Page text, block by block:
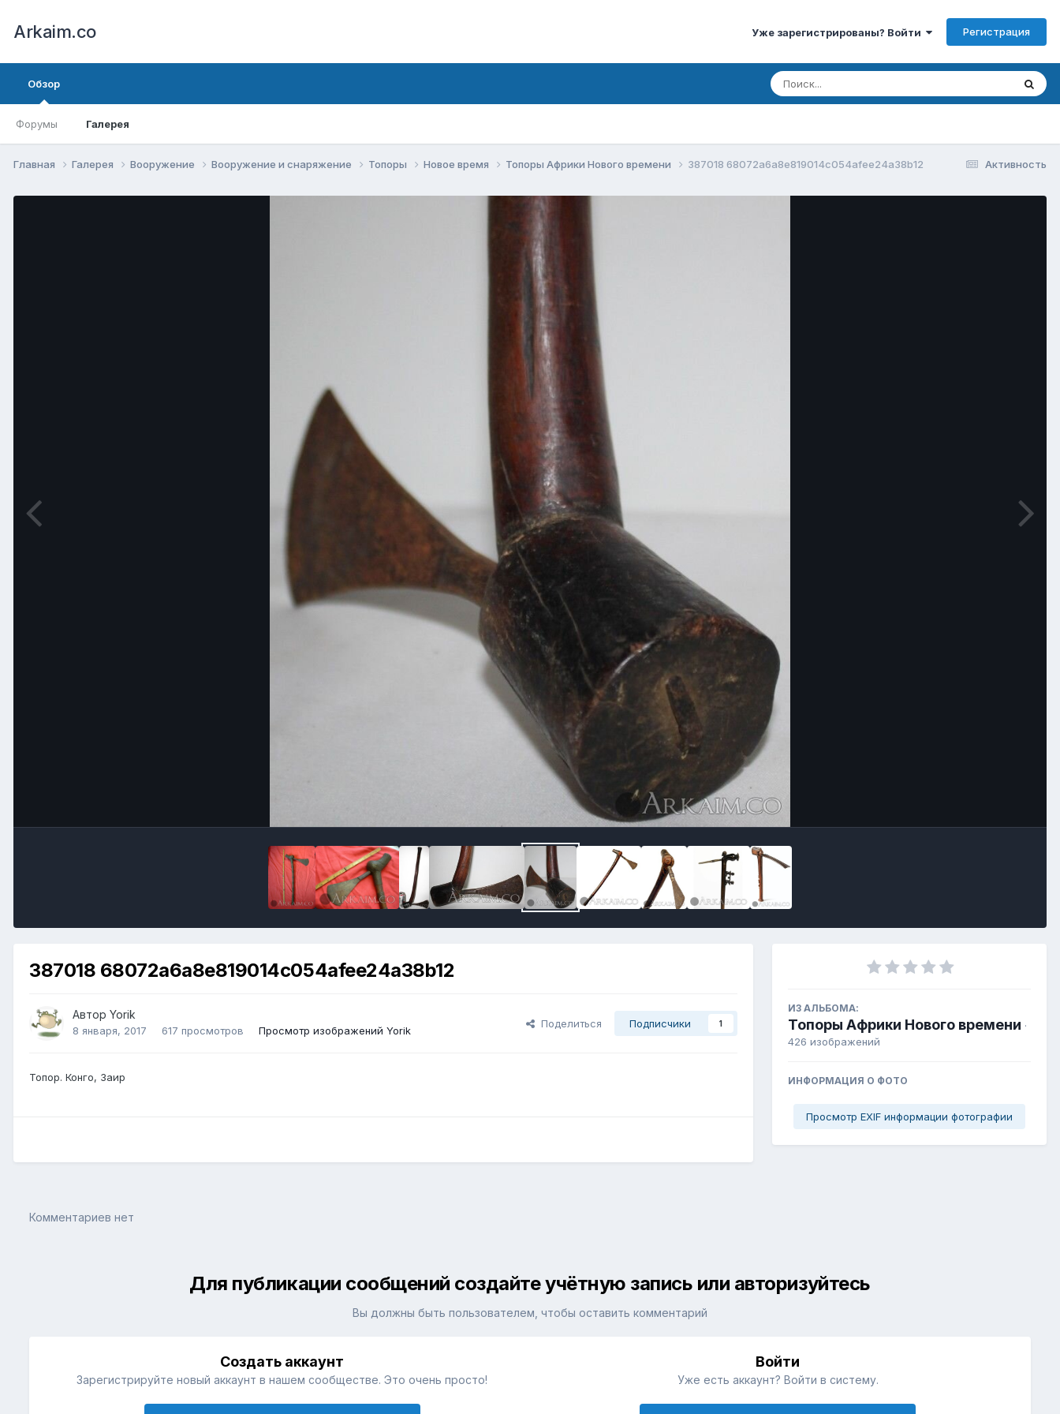
Arkaim.co Уже зарегистрированы? Войти Регистрация
Обзор
Форумы Галерея
Активность
Главная Галерея Вооружение Вооружение и снаряжение Топоры Новое время Топоры Африки Нового времени 387018 68072a6a8e819014c054afee24a38b12
387018 68072a6a8e819014c054afee24a38b12
Автор Yorik
8 января, 2017 617 просмотров Просмотр изображений Yorik
Поделиться Подписчики 1
Топор. Конго, Заир
ИЗ АЛЬБОМА:
Топоры Африки Нового времени ·
426 изображений
ИНФОРМАЦИЯ О ФОТО
Просмотр EXIF информации фотографии
Комментариев нет
Для публикации сообщений создайте учётную запись или авторизуйтесь
Вы должны быть пользователем, чтобы оставить комментарий
Создать аккаунт
Зарегистрируйте новый аккаунт в нашем сообществе. Это очень просто!
Войти
Уже есть аккаунт? Войти в систему.